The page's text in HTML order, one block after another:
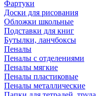
Фартуки
Доски для рисования
Обложки школьные
Подставки для книг
Бутылки, ланчбоксы
Пеналы
Пеналы с отделениями
Пеналы мягкие
Пеналы пластиковые
Пеналы металлические